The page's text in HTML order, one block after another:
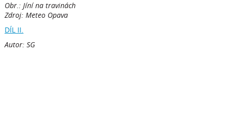
Obr.: Jíní na travinách
Zdroj: Meteo Opava
DÍL II.
Autor: SG